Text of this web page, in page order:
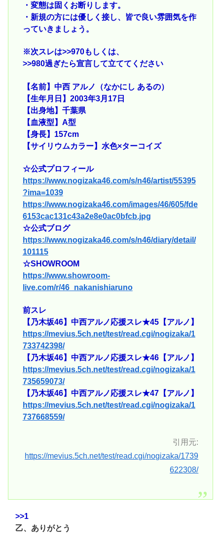
・変態は固くお断りします。
・新規の方には優しく接し、皆で良い雰囲気を作
っていきましょう。
※次スレは>>970もしくは、
>>980過ぎたら宣言して立ててください
【名前】中西 アルノ（なかにし あるの）
【生年月日】2003年3月17日
【出身地】千葉県
【血液型】A型
【身長】157cm
【サイリウムカラー】水色×ターコイズ
☆公式プロフィール
https://www.nogizaka46.com/s/n46/artist/55395
?ima=1039
https://www.nogizaka46.com/images/46/605/fde
6153cac131c43a2e8e0ac0bfcb.jpg
☆公式ブログ
https://www.nogizaka46.com/s/n46/diary/detail/
101115
☆SHOWROOM
https://www.showroom-
live.com/r/46_nakanishiaruno
前スレ
【乃木坂46】中西アルノ応援スレ★45【アルノ】
https://mevius.5ch.net/test/read.cgi/nogizaka/1
733742398/
【乃木坂46】中西アルノ応援スレ★46【アルノ】
https://mevius.5ch.net/test/read.cgi/nogizaka/1
735659073/
【乃木坂46】中西アルノ応援スレ★47【アルノ】
https://mevius.5ch.net/test/read.cgi/nogizaka/1
737668559/
引用元:
https://mevius.5ch.net/test/read.cgi/nogizaka/1739
622308/
>>1
乙、ありがとう